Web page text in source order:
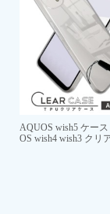
AQUOS wish5 ケー
OS wish4 wish3 クリ